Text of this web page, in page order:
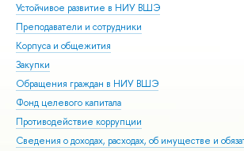
Устойчивое развитие в НИУ ВШЭ
Преподаватели и сотрудники
Корпуса и общежития
Закупки
Обращения граждан в НИУ ВШЭ
Фонд целевого капитала
Противодействие коррупции
Сведения о доходах, расходах, об имуществе и